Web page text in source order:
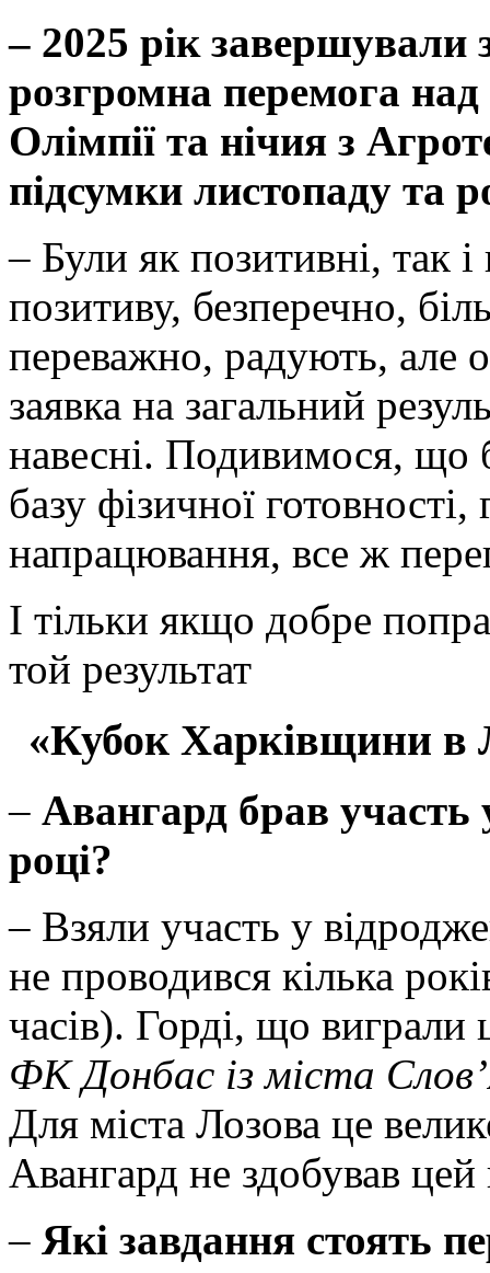
– 2025 рік
розгромна перемога
Олімпії та нічия з
підсумки листопаду та
– Були як позитивні, так
позитиву, безперечно,
переважно, радують, але
заявка на загальний
навесні. Подивимося, що
базу фізичної готовності,
напрацювання, все ж
І тільки якщо добре
той результат
«Кубок Харківщини в
– Авангард брав участь
році?
– Взяли участь у
не проводився кілька
часів). Горді, що виграли
ФК Донбас із міста
Для міста Лозова це
Авангард не здобував цей
– Які завдання стоять